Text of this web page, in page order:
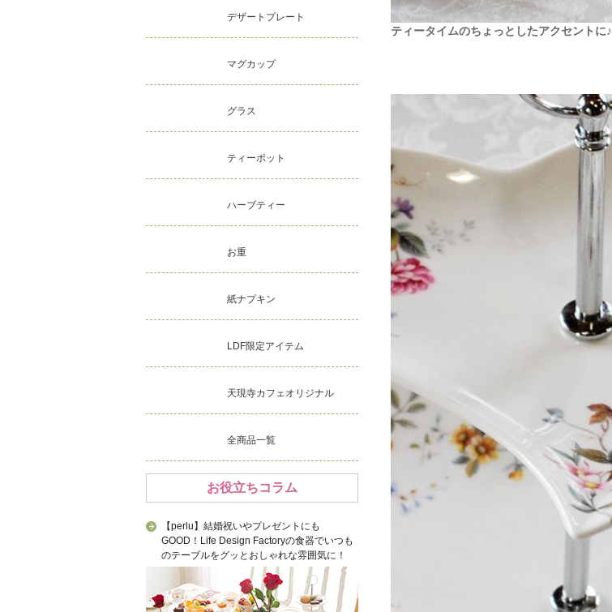
ティータイムのちょっとしたアクセントに♪
デザートプレート
マグカップ
グラス
ティーポット
ハーブティー
お重
紙ナプキン
LDF限定アイテム
天現寺カフェオリジナル
全商品一覧
お役立ちコラム
【perlu】結婚祝いやプレゼントにも
GOOD！Life Design Factoryの食器でいつも
のテーブルをグッとおしゃれな雰囲気に！